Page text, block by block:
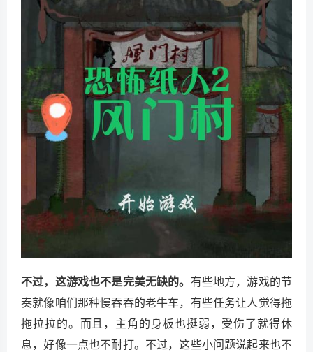
不过，这游戏也不是完美无缺的。 有些地方，游戏的节
奏就像咱们那种慢吞吞的老牛车，有些任务让人觉得拖
拖拉拉的。而且，主角的身板也挺弱，受伤了就得休
息，好像一点也不耐打。不过，这些小问题说起来也不